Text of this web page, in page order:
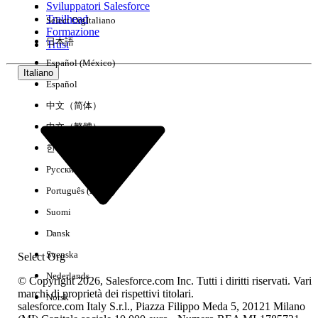
Esperienza
Nessun risultato
Sviluppatori Salesforce
Trailhead
Formazione
Trust
Italiano
Select Org
Select OrgItaliano
日本語
Español (México)
Español
中文（简体）
中文（繁體）
한국어
Русский
Português (Brasil)
Suomi
Dansk
Svenska
Nederlands
Norsk
© Copyright 2026, Salesforce.com Inc. Tutti i diritti riservati. Vari
marchi di proprietà dei rispettivi titolari.
salesforce.com Italy S.r.l., Piazza Filippo Meda 5, 20121 Milano